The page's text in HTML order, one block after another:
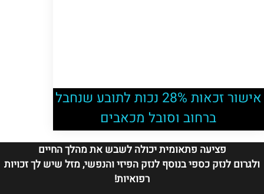
אישור זכאות 28% נכות לתובע שנחבל
ברחוב וסובל מכאבים
פציעה פתאומית יכולה לשבש את מהלך החיים
ולגרום לנזק כספי בנוסף לנזק הפיזי והנפשי, מזל שיש לך זכויות
רפואיות!